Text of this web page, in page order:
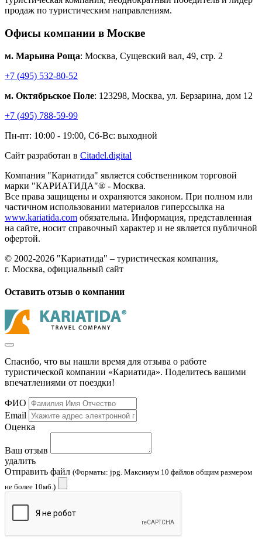
продаж по туристическим направлениям.
Офисы компании в Москве
м. Марьина Роща: Москва, Сущевский вал, 49, стр. 2
+7 (495) 532-80-52
м. Октябрьское Поле: 123298, Москва, ул. Берзарина, дом 12
+7 (495) 788-59-99
Пн-пт: 10:00 - 19:00, Сб-Вс: выходной
Сайт разработан в Citadel.digital
Компания "Кариатида" является собственником торговой
марки "КАРИАТИДА"® - Москва.
Все права защищены и охраняются законом. При полном или
частичном использовании материалов гиперссылка на
www.kariatida.com обязательна. Информация, представленная
на сайте, носит справочный характер и не является публичной
офертой.
© 2002-2026 "Кариатида" – туристическая компания,
г. Москва, официальный сайт
Оставить отзыв о компании
Спасибо, что вы нашли время для отзыва о работе
туристической компании «Кариатида». Поделитесь вашими
впечатлениями от поездки!
ФИО
Email
Оценка
Ваш отзыв
удалить
Отправить файл (Форматы: jpg. Максимум 10 файлов общим размером
не более 10мб.)